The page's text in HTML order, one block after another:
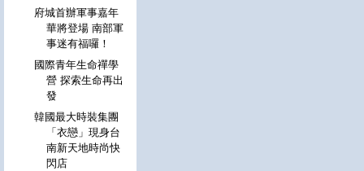
府城首辦軍事嘉年
華將登場 南部軍
事迷有福囉！
國際青年生命禪學
營 探索生命再出
發
韓國最大時裝集團
「衣戀」現身台
南新天地時尚快
閃店